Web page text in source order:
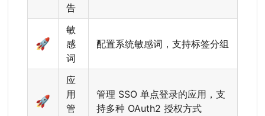
告
🚀
敏
感
词
配置系统敏感词，支持标签分组
🚀
应
用
管
管理 SSO 单点登录的应用，支
持多种 OAuth2 授权方式